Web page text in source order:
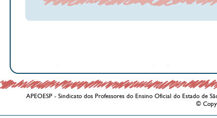
APEOESP - Sindicato dos Professores do Ensino Oficial do Estado de
©